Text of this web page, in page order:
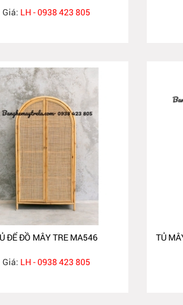
Giá: LH - 0938 423 805
ĐỂ ĐỒ MÂY TRE MA546
Giá: LH - 0938 423 805
TỦ